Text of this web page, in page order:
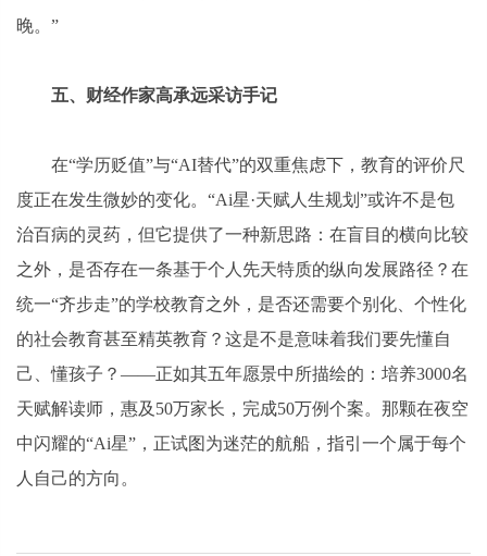
晚。”
五、财经作家高承远采访手记
在“学历贬值”与“AI替代”的双重焦虑下，教育的评价尺
度正在发生微妙的变化。“Ai星·天赋人生规划”或许不是包
治百病的灵药，但它提供了一种新思路：在盲目的横向比较
之外，是否存在一条基于个人先天特质的纵向发展路径？在
统一“齐步走”的学校教育之外，是否还需要个别化、个性化
的社会教育甚至精英教育？这是不是意味着我们要先懂自
己、懂孩子？——正如其五年愿景中所描绘的：培养3000名
天赋解读师，惠及50万家长，完成50万例个案。那颗在夜空
中闪耀的“Ai星”，正试图为迷茫的航船，指引一个属于每个
人自己的方向。